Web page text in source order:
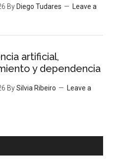
By Diego Tudares
Leave a
artificial,
y dependencia
BySilvia Ribeiro
Leave a